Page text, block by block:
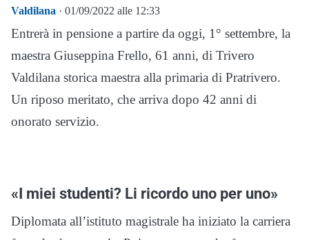
Valdilana · 01/09/2022 alle 12:33
Entrerà in pensione a partire da oggi, 1° settembre, la
maestra Giuseppina Frello, 61 anni, di Trivero
Valdilana storica maestra alla primaria di Pratrivero.
Un riposo meritato, che arriva dopo 42 anni di
onorato servizio.
«I miei studenti? Li ricordo uno per uno»
Diplomata all’istituto magistrale ha iniziato la carriera